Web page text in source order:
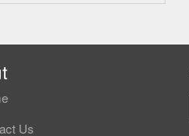
Us